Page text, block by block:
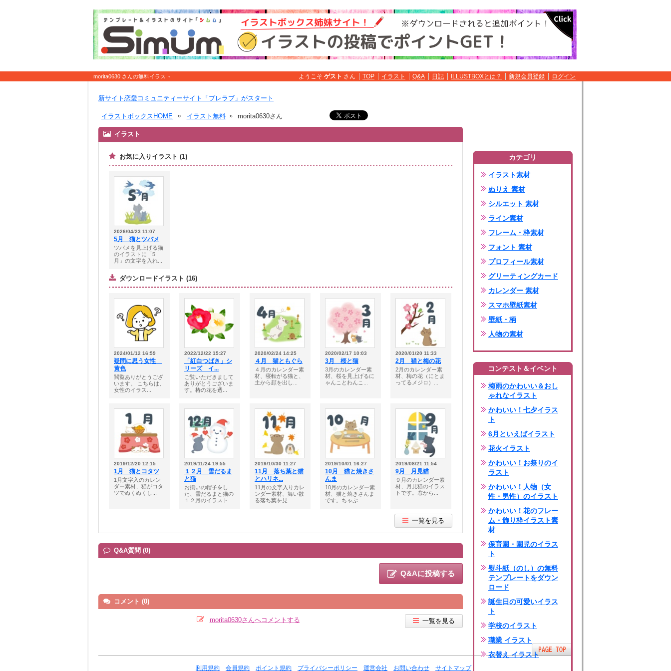
morita0630 さんの無料イラスト ようこそ ゲスト さん TOP イラスト Q&A 日記 ILLUSTBOXとは？ 新規会員登録 ログイン
新サイト恋愛コミュニティーサイト「ブレラブ」がスタート
イラストボックスHOME イラスト無料 morita0630さん
イラスト
お気に入りイラスト (1)
2026/04/23 11:07
5月 猫とツバメ
ツバメを見上げる猫
のイラストに「5
月」の文字を入れ...
ダウンロードイラスト (16)
2024/01/12 16:59
疑問に思う女性
黄色
閲覧ありがとうござ
います。 こちらは、
女性のイラス...
2022/12/22 15:27
「紅白つばき」シ
リーズ イ...
ご覧いただきまして
ありがとうございま
す。椿の花を透...
2020/02/24 14:25
４月 猫ともぐら
４月のカレンダー素
材、寝転がる猫と、
土から顔を出し...
2020/02/17 10:03
3月 桜と猫
3月のカレンダー素
材、桜を見上げるに
ゃんことわんこ...
2020/01/20 11:33
2月 猫と梅の花
2月のカレンダー素
材、梅の花（にとま
ってるメジロ）...
2019/12/20 12:15
1月 猫とコタツ
1月文字入のカレン
ダー素材、猫がコタ
ツでぬくぬくし...
2019/11/24 19:55
１２月 雪だるま
と猫
お揃いの帽子をし
た、雪だるまと猫の
１２月のイラスト...
2019/10/30 11:27
11月 落ち葉と猫
とハリネ...
11月の文字入りカレ
ンダー素材、舞い散
る落ち葉を見...
2019/10/01 16:27
10月 猫と焼きさ
んま
10月のカレンダー素
材、猫と焼きさんま
です。ちゃぶ...
2019/08/21 11:54
9月 月見猫
９月のカレンダー素
材、月見猫のイラス
トです。窓から...
一覧を見る
Q&A質問 (0)
Q&Aに投稿する
コメント (0)
morita0630さんへコメントする 一覧を見る
カテゴリ
イラスト素材
ぬりえ 素材
シルエット 素材
ライン素材
フレーム・枠素材
フォント 素材
プロフィール素材
グリーティングカード
カレンダー 素材
スマホ壁紙素材
壁紙・柄
人物の素材
コンテスト＆イベント
梅雨のかわいい＆おし
ゃれなイラスト
かわいい！七夕イラス
ト
6月といえばイラスト
花火イラスト
かわいい！お祭りのイ
ラスト
かわいい！人物（女
性・男性）のイラスト
かわいい！花のフレー
ム・飾り枠イラスト素
材
保育園・園児のイラス
ト
熨斗紙（のし）の無料
テンプレートをダウン
ロード
誕生日の可愛いイラス
ト
学校のイラスト
職業 イラスト
衣替え イラスト
利用規約 会員規約 ポイント規約 プライバシーポリシー 運営会社 お問い合わせ サイトマップ